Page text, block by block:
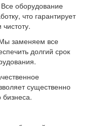
Все оборудование
что гарантирует
заменяем все
долгий срок
существенно